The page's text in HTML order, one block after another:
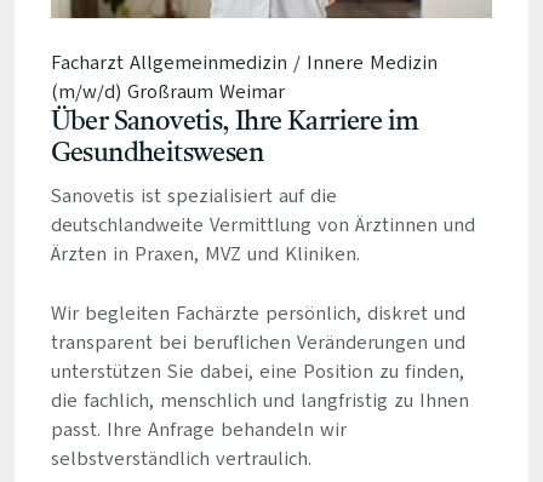
Facharzt Allgemeinmedizin / Innere Medizin
(m/w/d) Großraum Weimar
Über Sanovetis, Ihre Karriere im
Gesundheitswesen
Sanovetis ist spezialisiert auf die
deutschlandweite Vermittlung von Ärztinnen und
Ärzten in Praxen, MVZ und Kliniken.
Wir begleiten Fachärzte persönlich, diskret und
transparent bei beruflichen Veränderungen und
unterstützen Sie dabei, eine Position zu finden,
die fachlich, menschlich und langfristig zu Ihnen
passt. Ihre Anfrage behandeln wir
selbstverständlich vertraulich.